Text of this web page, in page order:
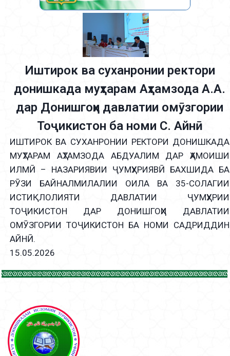
Иштирок ва суханронии ректори
донишкада муҳтарам Аҳтамзода А.А.
дар Донишгоҳи давлатии омӯзгории
Тоҷикистон ба номи С. Айнӣ
ИШТИРОК ВА СУХАНРОНИИ РЕКТОРИ ДОНИШКАДА
МУҲТАРАМ АҲТАМЗОДА АБДУАЛИМ ДАР ҲАМОИШИ
ИЛМӢ – НАЗАРИЯВИИ ҶУМҲУРИЯВӢ БАХШИДА БА
РӮЗИ БАЙНАЛМИЛАЛИИ ОИЛА ВА 35-СОЛАГИИ
ИСТИҚЛОЛИЯТИ ДАВЛАТИИ ҶУМҲУРИИ
ТОҶИКИСТОН ДАР ДОНИШГОҲИ ДАВЛАТИИ
ОМӮЗГОРИИ ТОҶИКИСТОН БА НОМИ САДРИДДИН
АЙНӢ.
15.05.2026